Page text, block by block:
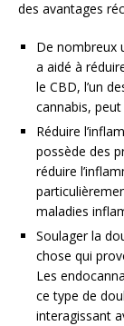
des avantages
De nombreux
a aidé à
le CBD, l’un
cannabis,
Réduire
possède des
réduire
maladies
Soulager la
chose qui
Les
ce type de
interagissant